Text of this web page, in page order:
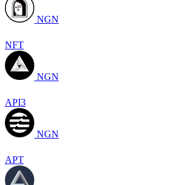
NGN
NFT
NGN
API3
NGN
APT